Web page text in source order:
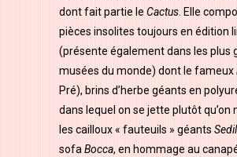
dont fait partie le Cactus . Elle
pièces insolites toujours en édition
(présente également dans les plus
musées du monde) dont le fameux
Pré), brins d’herbe géants en
dans lequel on se jette plutôt qu’on
les cailloux « fauteuils » géants
sofa Bocca, en hommage au